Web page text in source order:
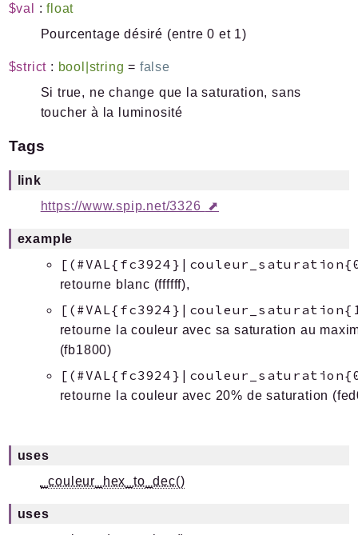
$val :float
Pourcentage désiré (entre 0 et 1)
$strict : bool|string = false
Si true, ne change que la saturation, sans
toucher à la luminosité
Tags
link
https://www.spip.net/3326
example
retourne blanc (ffffff),
retourne la couleur avec sa saturation au
(fb1800)
retourne la couleur avec 20% de saturation
uses
_couleur_hex_to_dec()
uses